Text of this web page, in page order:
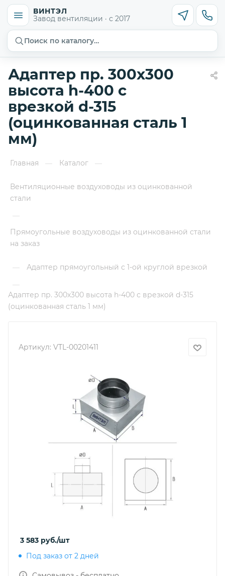
ВИНТЭЛ
Завод вентиляции · с 2017
Поиск по каталогу…
Адаптер пр. 300х300
высота h-400 с
врезкой d-315
(оцинкованная сталь 1
мм)
Главная — Каталог —
Вентиляционные воздуховоды из оцинкованной
стали
—
Прямоугольные воздуховоды из оцинкованной стали
на заказ
—
Адаптер прямоугольный с 1-ой круглой врезкой
—
Адаптер пр. 300х300 высота h-400 с врезкой d-315
(оцинкованная сталь 1 мм)
Артикул: VTL-00201411
3 583 руб./шт
Под заказ от 2 дней